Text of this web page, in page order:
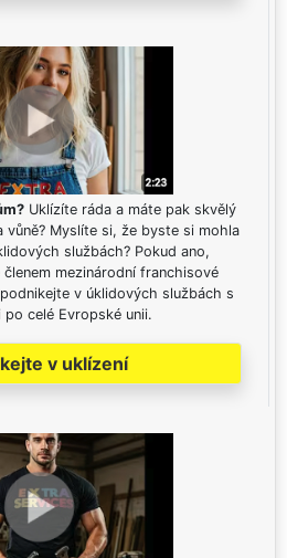
Uklízíte ráda a máte pak skvělý
Myslíte si, že byste si mohla
službách? Pokud ano,
mezinárodní franchisové
v úklidových službách s
po celé Evropské unii.
v uklízení